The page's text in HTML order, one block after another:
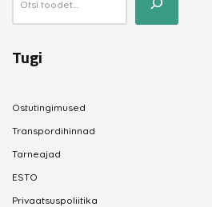
Tugi
Ostutingimused
Transpordihinnad
Tarneajad
ESTO
Privaatsuspoliitika